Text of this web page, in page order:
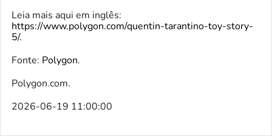
Leia mais aqui em inglês:
https://www.polygon.com/quentin-tarantino-toy-story-
5/.
Fonte: Polygon.
Polygon.com.
2026-06-19 11:00:00